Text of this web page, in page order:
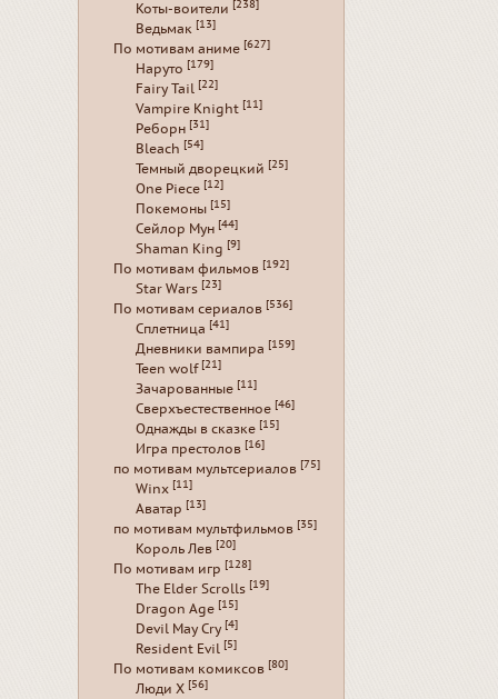
Коты-воители [238]
Ведьмак [13]
По мотивам аниме [627]
Наруто [179]
Fairy Tail [22]
Vampire Knight [11]
Реборн [31]
Bleach [54]
Темный дворецкий [25]
One Piece [12]
Покемоны [15]
Сейлор Мун [44]
Shaman King [9]
По мотивам фильмов [192]
Star Wars [23]
По мотивам сериалов [536]
Сплетница [41]
Дневники вампира [159]
Teen wolf [21]
Зачарованные [11]
Сверхъестественное [46]
Однажды в сказке [15]
Игра престолов [16]
по мотивам мультсериалов [75]
Winx [11]
Аватар [13]
по мотивам мультфильмов [35]
Король Лев [20]
По мотивам игр [128]
The Elder Scrolls [19]
Dragon Age [15]
Devil May Cry [4]
Resident Evil [5]
По мотивам комиксов [80]
Люди Х [56]